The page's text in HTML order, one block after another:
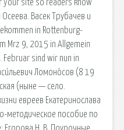
site so readers know
Васек Трубачев и
in Rottenburg-
Mrz 9, 2015 in Allgemein
sind wir nun in
Ломоно́сов (8 19
(ныне — село.
евреев Екатеринослава
методическое пособие по
Егорова Н. В. Поурочные.